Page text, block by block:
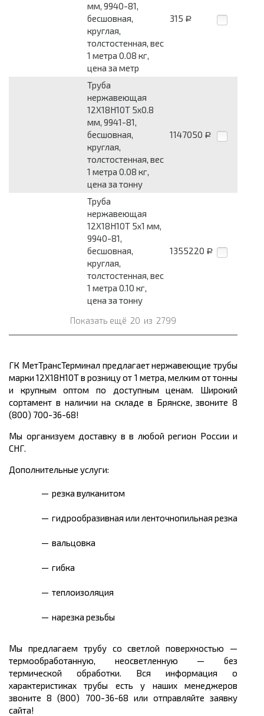
мм, 9940-81,
бесшовная,
круглая,
толстостенная, вес
1 метра 0.08 кг,
цена за метр
315 Р
Труба
нержавеющая
12Х18Н10Т 5x0.8
мм, 9941-81,
бесшовная,
круглая,
толстостенная, вес
1 метра 0.08 кг,
цена за тонну
1147050 Р
Труба
нержавеющая
12Х18Н10Т 5x1 мм,
9940-81,
бесшовная,
круглая,
толстостенная, вес
1 метра 0.10 кг,
цена за тонну
1355220 Р
Показать ещё 20 из 2799
ГК МетТрансТерминал предлагает нержавеющие трубы
марки 12Х18Н10Т в розницу от 1 метра, мелким от тонны
и крупным оптом по доступным ценам. Широкий
сортамент в наличии на складе в Брянске, звоните 8
(800) 700-36-68!
Мы организуем доставку в в любой регион России и
СНГ.
Дополнительные услуги:
резка вулканитом
гидрообразивная или ленточнопильная резка
вальцовка
гибка
теплоизоляция
нарезка резьбы
Мы предлагаем трубу со светлой поверхностью —
термообработанную, неосветленную — без
термической обработки. Вся информация о
характеристиках трубы есть у наших менеджеров
звоните 8 (800) 700-36-68 или отправляйте заявку
сайта!